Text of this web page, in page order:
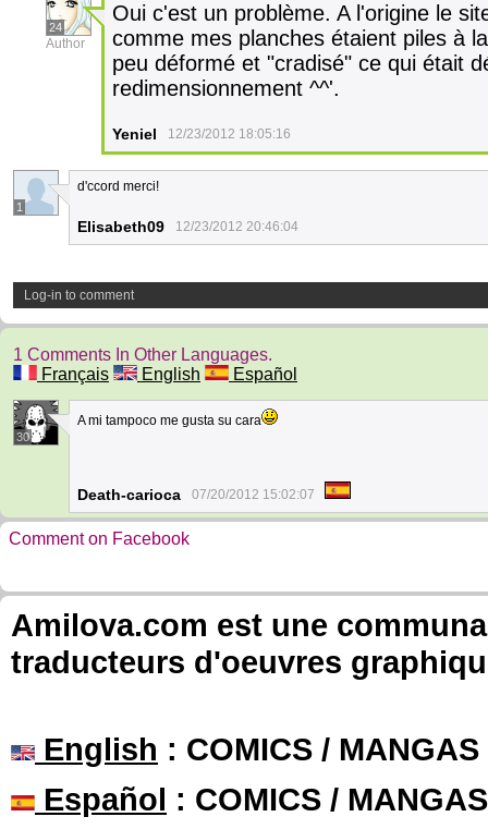
24
Author
Oui c'est un problème. A l'origine le
comme mes planches étaient piles à
peu déformé et "cradisé" ce qui était
redimensionnement ^^'.
Yeniel 12/23/2012 18:05:16
1
d'ccord merci!
Elisabeth09 12/23/2012 20:46:04
Log-in to comment
1 Comments In Other Languages.
Français
English Español
30
A mi tampoco me gusta su cara
Death-carioca 07/20/2012 15:02:07
Comment on Facebook
Amilova.com est une
traducteurs d'oeuvres
English : COMICS /
Español : COMICS /